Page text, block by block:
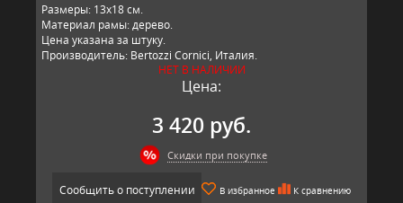
Размеры: 13х18 см.
Материал рамы: дерево.
Цена указана за штуку.
Производитель: Bertozzi Cornici, Италия.
НЕТ В НАЛИЧИИ
Цена:
3 420 руб.
Скидки при покупке
Сообщить о поступлении В избранное К сравнению